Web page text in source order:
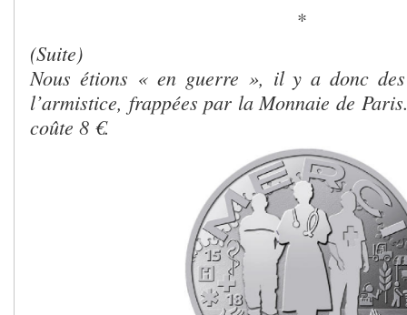
*
(Suite)
Nous étions « en guerre », il y a donc
l’armistice, frappées par la Monnaie de
coûte 8 €.